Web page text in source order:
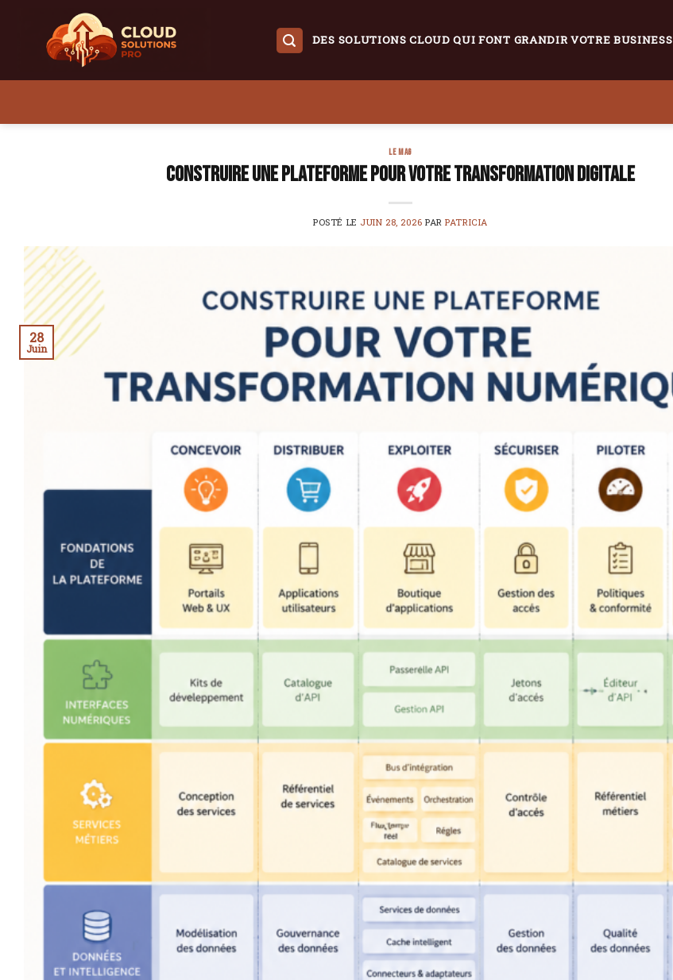
content
DES SOLUTIONS CLOUD QUI FONT GRANDIR VOTRE BUSINESS
LE MAG
Construire une plateforme pour votre transformation digitale
POSTÉ LE JUIN 28, 2026 PARPATRICIA
28
Juin